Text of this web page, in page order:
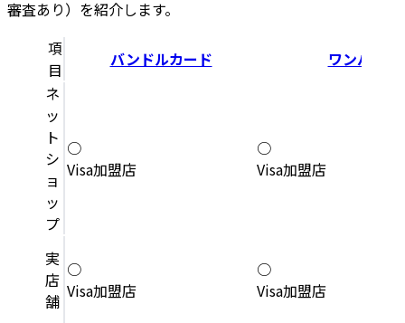
審査あり）を紹介します。
項
目
バンドルカード
ワンバンク
ネ
ッ
ト
シ
ョ
ッ
プ
○
Visa加盟店
○
Visa加盟店
実
店
舗
○
Visa加盟店
○
Visa加盟店